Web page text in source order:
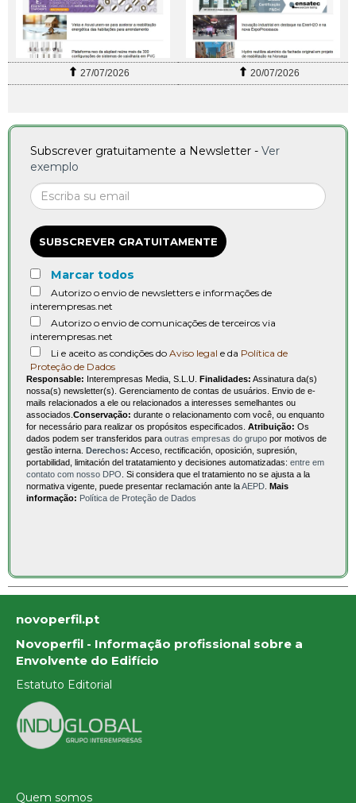
27/07/2026 20/07/2026
Subscrever gratuitamente a Newsletter - Ver
exemplo
SUBSCREVER GRATUITAMENTE
Marcar todos
Autorizo o envio de newsletters e informações de
interempresas.net
Autorizo o envio de comunicações de terceiros via
interempresas.net
Li e aceito as condições do Aviso legal e da Política de
Proteção de Dados
Responsable: Interempresas Media, S.L.U. Finalidades: Assinatura da(s)
nossa(s) newsletter(s). Gerenciamento de contas de usuários. Envio de e-
mails relacionados a ele ou relacionados a interesses semelhantes ou
associados. Conservação: durante o relacionamento com você, ou enquanto
for necessário para realizar os propósitos especificados. Atribuição: Os
dados podem ser transferidos para outras empresas do grupo por motivos de
gestão interna.
Derechos: Acceso, rectificación, oposición, supresión,
portabilidad, limitación del tratatamiento y decisiones automatizadas: entre em
contato com nosso DPO . Si considera que el tratamiento no se ajusta a la
normativa vigente, puede presentar reclamación ante laAEPD
Mais
informação: Política de Proteção de Dados
novoperfil.pt
Novoperfil - Informação profissional sobre a
Envolvente do Edifício
Estatuto Editorial
Quem somos